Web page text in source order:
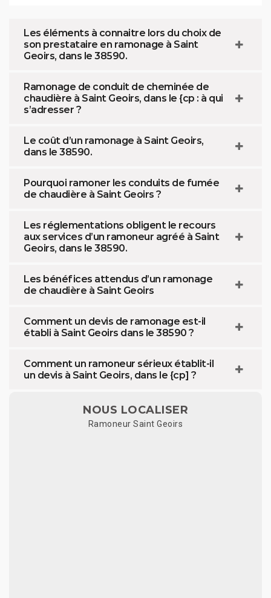
Les éléments à connaitre lors du choix de
son prestataire en ramonage à Saint
Geoirs, dans le 38590.
Ramonage de conduit de cheminée de
chaudière à Saint Geoirs, dans le {cp : à qui
s’adresser ?
Le coût d’un ramonage à Saint Geoirs,
dans le 38590.
Pourquoi ramoner les conduits de fumée
de chaudière à Saint Geoirs ?
Les réglementations obligent le recours
aux services d’un ramoneur agréé à Saint
Geoirs, dans le 38590.
Les bénéfices attendus d’un ramonage
de chaudière à Saint Geoirs
Comment un devis de ramonage est-il
établi à Saint Geoirs dans le 38590 ?
Comment un ramoneur sérieux établit-il
un devis à Saint Geoirs, dans le {cp] ?
NOUS LOCALISER
Ramoneur Saint Geoirs